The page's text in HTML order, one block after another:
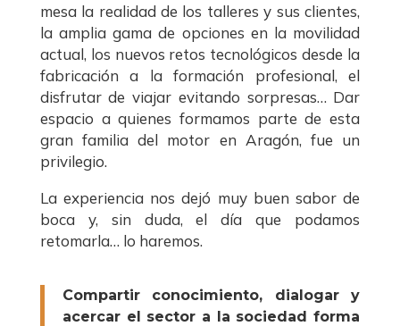
mesa la realidad de los talleres y sus clientes,
la amplia gama de opciones en la movilidad
actual, los nuevos retos tecnológicos desde la
fabricación a la formación profesional, el
disfrutar de viajar evitando sorpresas… Dar
espacio a quienes formamos parte de esta
gran familia del motor en Aragón, fue un
privilegio.
La experiencia nos dejó muy buen sabor de
boca y, sin duda, el día que podamos
retomarla… lo haremos.
Compartir conocimiento, dialogar y
acercar el sector a la sociedad forma